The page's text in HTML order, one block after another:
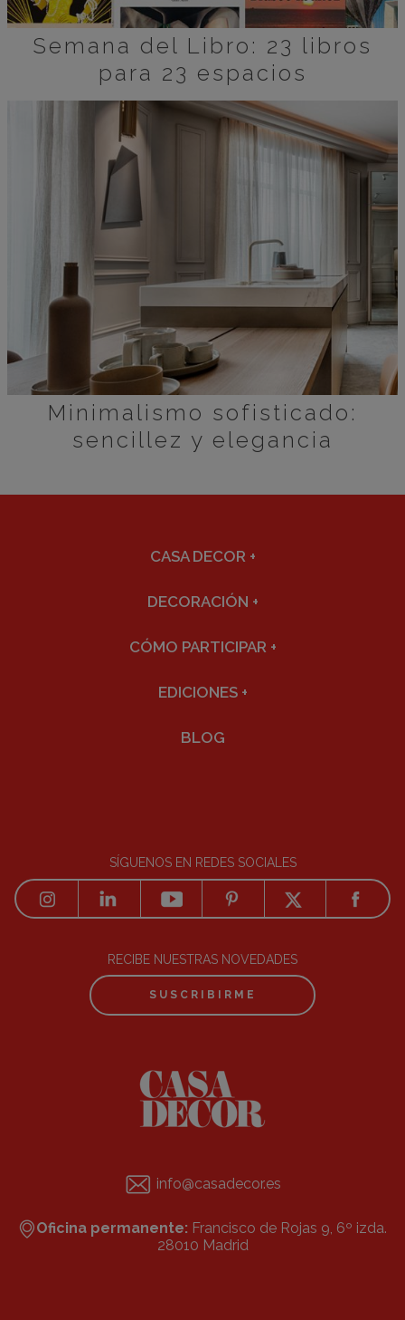
Semana del Libro: 23 libros
para 23 espacios
Minimalismo sofisticado:
sencillez y elegancia
CASA DECOR +
DECORACIÓN +
CÓMO PARTICIPAR +
EDICIONES +
BLOG
SÍGUENOS EN REDES SOCIALES
RECIBE NUESTRAS NOVEDADES
SUSCRIBIRME
info@casadecor.es
Oficina permanente: Francisco de Rojas 9, 6º izda.
28010 Madrid